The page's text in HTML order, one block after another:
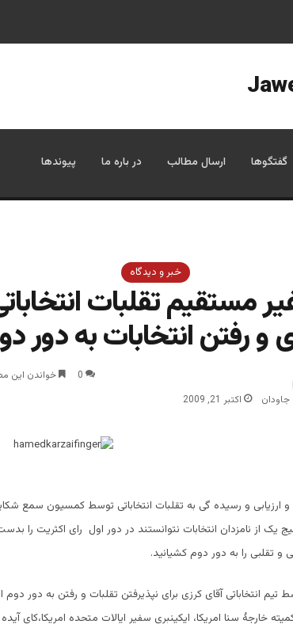
گفتگوها ارسال مطالب در باره ما پیوندها
خبر و دیدگاه
مستقیم تقلبات
و رفتن انتخابات به دور
جاودان اکتبر 21, 2009
0 خواندن این مطلب 5 دقیقه
و ارزیابی و رسیده گی به تقلبات انتخاباتی توسط کمسیون سمع
یک از نامزدان انتخابات نتوانستند در دور اول رای اکثریت را
و تقلبی را به دور دوم کشیانید.
تیم انتخاباتی آقای کرزی برای نپذیرفتن تقلبات و رفتن به دور دوم
خارجۀ سنا امریکا، ایکینبری سفیر ایالات متحده امریکا،کای